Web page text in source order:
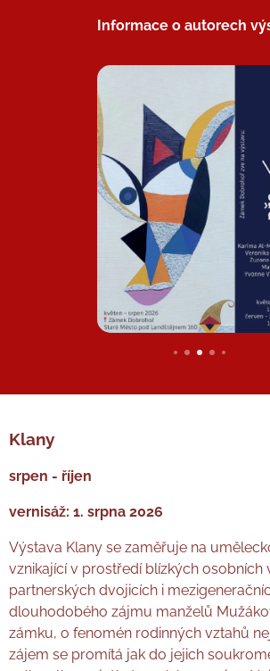
Informace o autorech
Klany
srpen - říjen
vernisáž: 1. srpna 2026
Výstava Klany se zaměřuje na
vznikající v prostředí blízkých osobních
partnerských dvojicích i
dlouhodobého zájmu manželů
zámku, o fenomén rodinných vztahů
zájem se promítá jak do jejich